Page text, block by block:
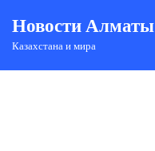
Новости Алматы
Казахстана и мира